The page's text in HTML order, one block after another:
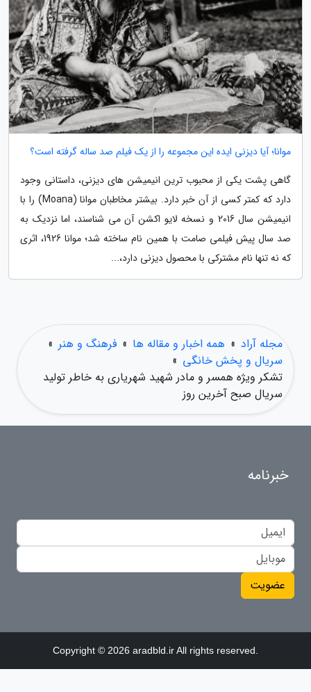
موانا؛ آیا دیزنی ایده این مجموعه را از یک فیلم صد ساله گرفته است؟
گاهی پشت یکی از محبوب ترین انیمیشن های دیزنی، داستانی وجود
دارد که کمتر کسی از آن خبر دارد. بیشتر مخاطبان موانا (Moana) را با
انیمیشن سال 2016 و نسخه لایو اکشن آن می شناسند، اما نزدیک به
صد سال پیش فیلمی صامت با همین نام ساخته شد؛ موانا 1926، اثری
که نه تنها نام مشترکی با محصول دیزنی دارد،...
مجله آراد » همه اخبار و مقاله ها » فرهنگ و هنر »
سریال و پخش خانگی »
تشکر ویژه همسر و مادر شهید شهریاری به خاطر تولید
سریال صبح آخرین روز
خبرنامه
عضویت
Copyright © 2026 aradbld.ir All rights reserved.